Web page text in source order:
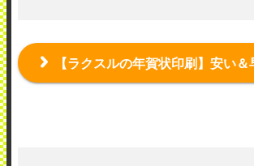
【ラクスルの年賀状印刷】安い＆